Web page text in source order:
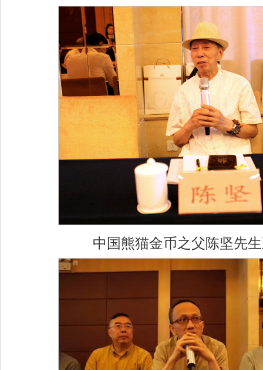
中国熊猫金币之父陈坚先